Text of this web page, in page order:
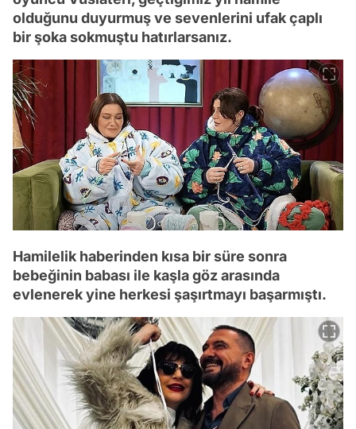
olduğunu duyurmuş ve sevenlerini ufak çaplı
bir şoka sokmuştu hatırlarsanız.
Hamilelik haberinden kısa bir süre sonra
bebeğinin babası ile kaşla göz arasında
evlenerek yine herkesi şaşırtmayı başarmıştı.